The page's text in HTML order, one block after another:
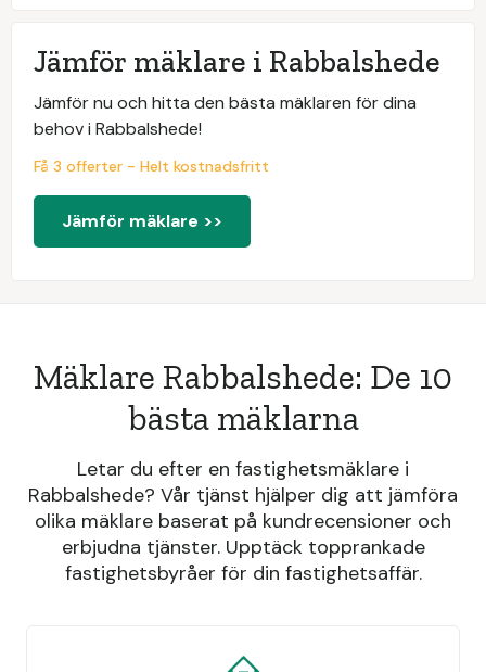
Jämför mäklare i Rabbalshede
Jämför nu och hitta den bästa mäklaren för dina
behov i Rabbalshede!
Få 3 offerter - Helt kostnadsfritt
Jämför mäklare >>
Mäklare Rabbalshede: De 10
bästa mäklarna
Letar du efter en fastighetsmäklare i
Rabbalshede? Vår tjänst hjälper dig att jämföra
olika mäklare baserat på kundrecensioner och
erbjudna tjänster. Upptäck topprankade
fastighetsbyråer för din fastighetsaffär.